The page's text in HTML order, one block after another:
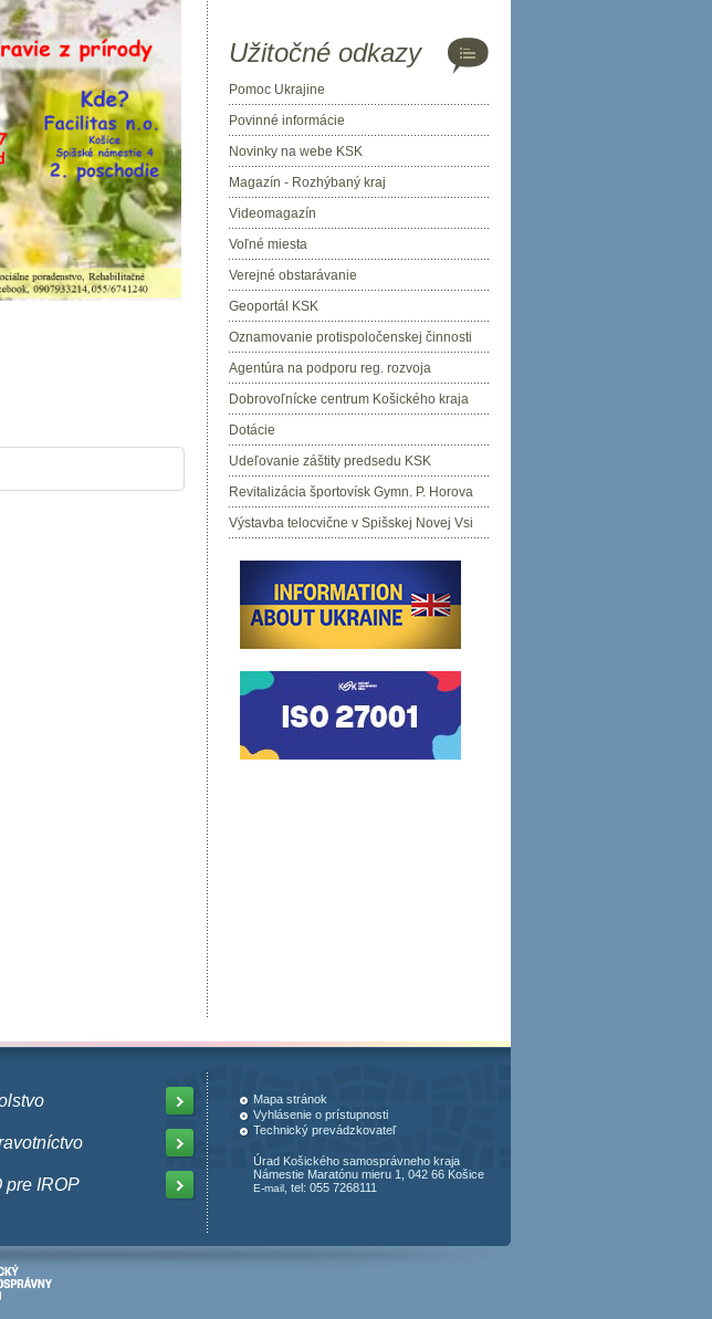
Užitočné odkazy
Pomoc Ukrajine
Povinné informácie
Novinky na webe KSK
Magazín - Rozhýbaný kraj
Videomagazín
Voľné miesta
Verejné obstarávanie
Geoportál KSK
Oznamovanie protispoločenskej činnosti
Agentúra na podporu reg. rozvoja
Dobrovoľnícke centrum Košického kraja
Dotácie
Udeľovanie záštity predsedu KSK
Revitalizácia športovísk Gymn. P. Horova
Výstavba telocvične v Spišskej Novej Vsi
pre IROP
Mapa stránok
Vyhlásenie o prístupnosti
Technický prevádzkovateľ
Úrad Košického samosprávneho kraja
Námestie Maratónu mieru 1, 042 66 Košice
E-mail , tel: 055 7268111